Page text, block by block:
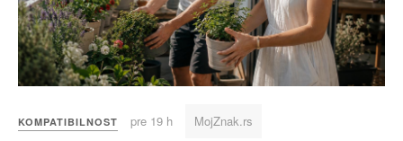
KOMPATIBILNOST pre 19 h MojZnak.rs